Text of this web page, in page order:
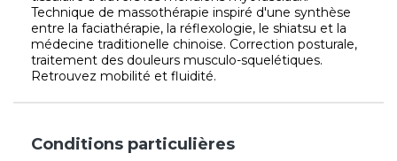
Technique de massothérapie inspiré d'une synthèse
entre la faciathérapie, la réflexologie, le shiatsu et la
médecine traditionelle chinoise. Correction posturale,
traitement des douleurs musculo-squelétiques.
Retrouvez mobilité et fluidité.
Conditions particulières